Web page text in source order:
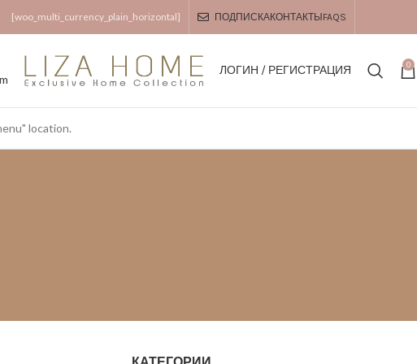
[woo_multi_currency_plain_horizontal] ПОДПИСКАКОНТАКТЫ FAQS
ЛОГИН / РЕГИСТРАЦИЯ 0
location.